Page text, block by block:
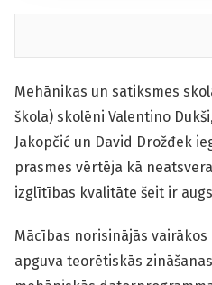
Mehānikas un satiksmes
škola) skolēni Valentino
Jakopčić un David Drožđek
prasmes vērtēja kā
izglītības kvalitāte šeit ir
Mācības norisinājās vairākos
apguva teorētiskās